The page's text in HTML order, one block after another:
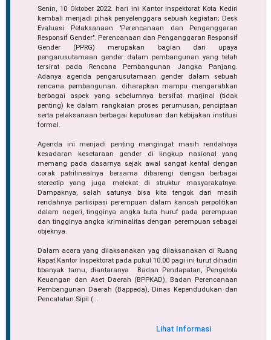
Senin, 10 Oktober 2022. hari ini Kantor Inspektorat Kota Kediri
kembali menjadi pihak penyelenggara sebuah kegiatan; Desk
Evaluasi Pelaksanaan "Perencanaan dan Penganggaran
Responsif Gender". Perencanaan dan Penganggaran Responsif
Gender (PPRG) merupakan bagian dari upaya
pengarusutamaan gender dalam pembangunan yang telah
tersirat pada Rencana Pembangunan Jangka Panjang.
Adanya agenda pengarusutamaan gender dalam sebuah
rencana pembangunan. diharapkan mampu mengarahkan
berbagai aspek yang sebelumnya bersifat marjinal (tidak
penting) ke dalam rangkaian proses perumusan, penciptaan
serta pelaksanaan berbagai keputusan dan kebijakan institusi
formal.
Agenda ini menjadi penting mengingat masih rendahnya
kesadaran kesetaraan gender di lingkup nasional yang
memang pada dasarnya sejak awal sangat kental dengan
corak patrilinealnya bersama dibarengi dengan berbagai
stereotip yang juga melekat di struktur masyarakatnya.
Dampaknya, salah satunya bisa kita tengok dari masih
rendahnya partisipasi perempuan dalam kancah perpolitikan
dalam negeri, tingginya angka buta huruf pada perempuan
dan tingginya angka kriminalitas dengan perempuan sebagai
objeknya.
Dalam acara yang dilaksanakan yag dilaksanakan di Ruang
Rapat Kantor Inspektorat pada pukul 10.00 pagi ini turut dihadiri
bbanyak tamu, diantaranya Badan Pendapatan, Pengelola
Keuangan dan Aset Daerah (BPPKAD), Badan Perencanaan
Pembangunan Daerah (Bappeda), Dinas Kependudukan dan
Pencatatan Sipil (...
Lihat Informasi